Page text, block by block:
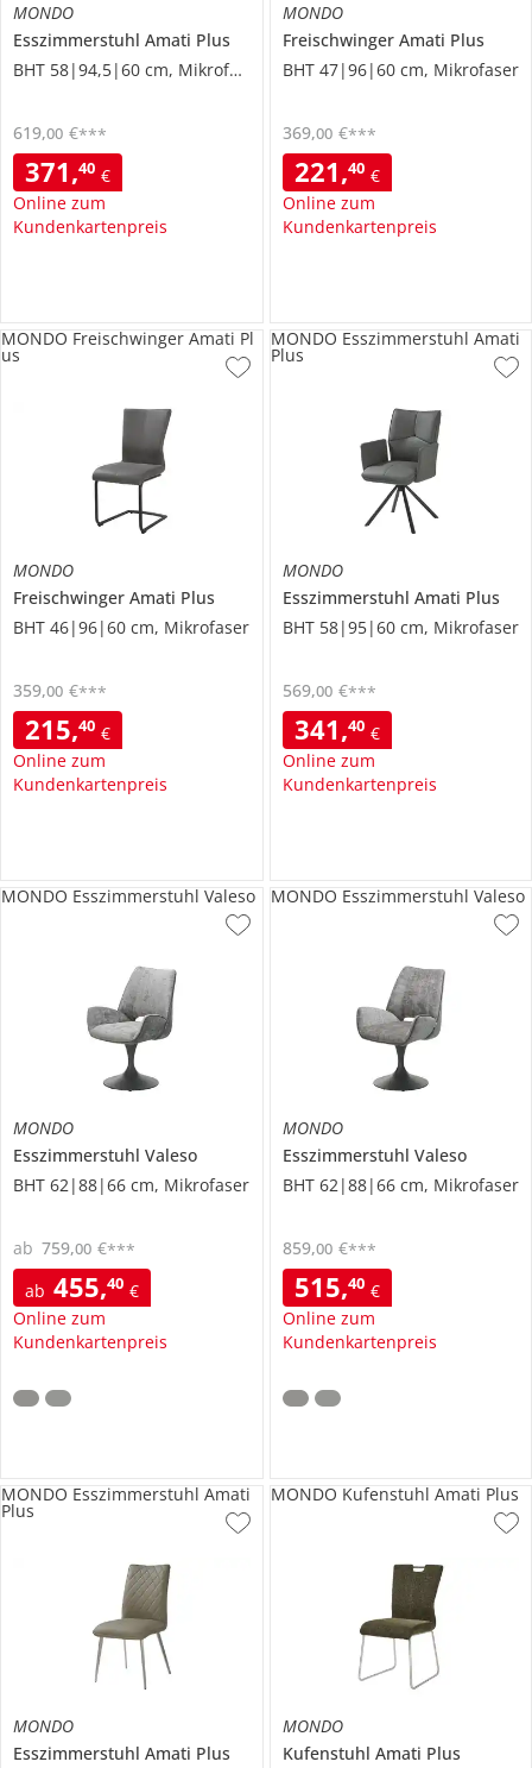
MONDO
Esszimmerstuhl Amati Plus
BHT 58|94,5|60 cm, Mikrofaser
371,40 €
Online zum
Kundenkartenpreis
619,00 €***
MONDO
Freischwinger Amati Plus
BHT 47|96|60 cm, Mikrofaser
221,40 €
Online zum
Kundenkartenpreis
369,00 €***
MONDO
Freischwinger Amati Plus
BHT 46|96|60 cm, Mikrofaser
215,40 €
Online zum
Kundenkartenpreis
359,00 €***
MONDO Freischwinger Amati Pl
us
MONDO
Esszimmerstuhl Amati Plus
BHT 58|95|60 cm, Mikrofaser
341,40 €
Online zum
Kundenkartenpreis
569,00 €***
MONDO Esszimmerstuhl Amati
Plus
MONDO
Esszimmerstuhl Valeso
BHT 62|88|66 cm, Mikrofaser
ab 455,40 €
Online zum
Kundenkartenpreis
ab 759,00 €***
MONDO Esszimmerstuhl Valeso
MONDO
Esszimmerstuhl Valeso
BHT 62|88|66 cm, Mikrofaser
515,40 €
Online zum
Kundenkartenpreis
859,00 €***
MONDO Esszimmerstuhl Valeso
MONDO
Esszimmerstuhl Amati Plus
MONDO Esszimmerstuhl Amati
Plus
MONDO
Kufenstuhl Amati Plus
MONDO Kufenstuhl Amati Plus